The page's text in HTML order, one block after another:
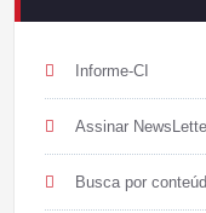
Informe-CI
Assinar
Busca por